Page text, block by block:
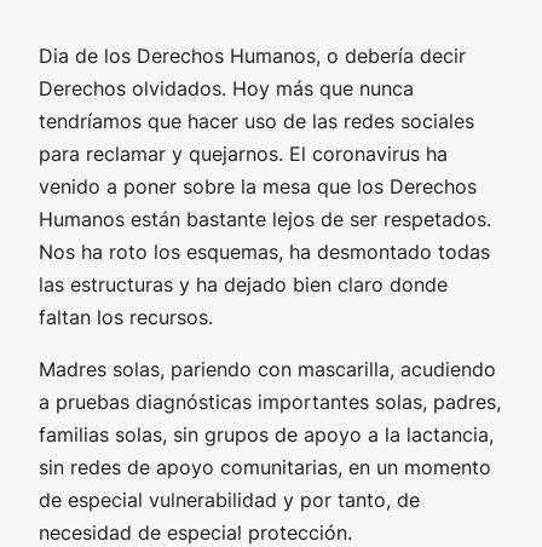
Dia de los Derechos Humanos, o debería decir
Derechos olvidados. Hoy más que nunca
tendríamos que hacer uso de las redes sociales
para reclamar y quejarnos. El coronavirus ha
venido a poner sobre la mesa que los Derechos
Humanos están bastante lejos de ser respetados.
Nos ha roto los esquemas, ha desmontado todas
las estructuras y ha dejado bien claro donde
faltan los recursos.
Madres solas, pariendo con mascarilla, acudiendo
a pruebas diagnósticas importantes solas, padres,
familias solas, sin grupos de apoyo a la lactancia,
sin redes de apoyo comunitarias, en un momento
de especial vulnerabilidad y por tanto, de
necesidad de especial protección.